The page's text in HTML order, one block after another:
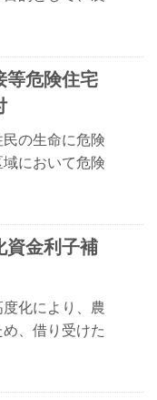
等危険住宅
の生命に危険
において危険
資金利子補
化により、農
、借り受けた